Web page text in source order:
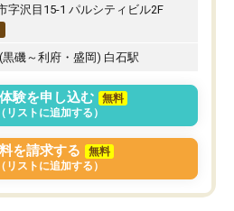
字沢目15-1 パルシティビル2F
磯～利府・盛岡) 白石駅
験を申し込む
無料
（リストに追加する）
を請求する
無料
（リストに追加する）